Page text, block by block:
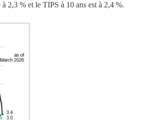
2,3 % et le TIPS à 10 ans est à 2,4 %.